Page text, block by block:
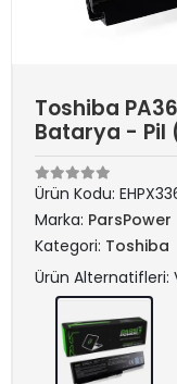
Toshiba
Batarya - Pil
Ürün Kodu:
Marka: ParsPower
Kategori: Toshiba
Ürün Alternatifleri: